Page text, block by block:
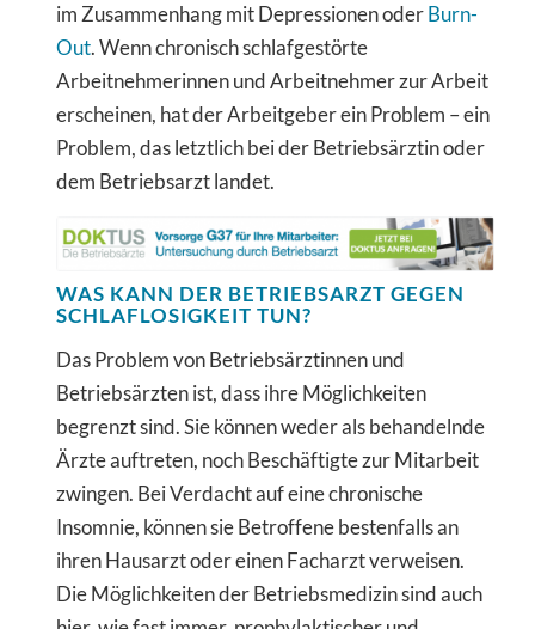
im Zusammenhang mit Depressionen oderBurn-
Out. Wenn chronisch schlafgestörte
Arbeitnehmerinnen und Arbeitnehmer zur Arbeit
erscheinen, hat der Arbeitgeber ein Problem – ein
Problem, das letztlich bei der Betriebsärztin oder
dem Betriebsarzt landet.
WAS KANN DER BETRIEBSARZT GEGEN
SCHLAFLOSIGKEIT TUN?
Das Problem von Betriebsärztinnen und
Betriebsärzten ist, dass ihre Möglichkeiten
begrenzt sind. Sie können weder als behandelnde
Ärzte auftreten, noch Beschäftigte zur Mitarbeit
zwingen. Bei Verdacht auf eine chronische
Insomnie, können sie Betroffene bestenfalls an
ihren Hausarzt oder einen Facharzt verweisen.
Die Möglichkeiten der Betriebsmedizin sind auch